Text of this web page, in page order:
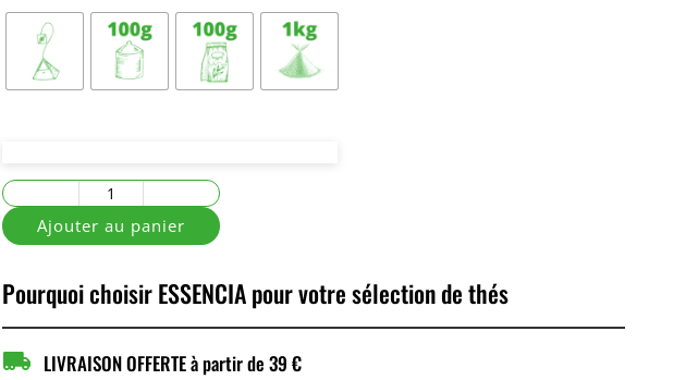
quantité
Truffé
Plaisir
Ajouter au panier
Pourquoi choisir ESSENCIA pour votre sélection de thés
 LIVRAISON OFFERTE à partir de 39 €